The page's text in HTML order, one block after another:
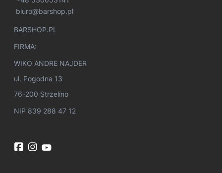
biuro@barshop.pl
BARSHOP.PL
FIRMA:
WIKO ANDRE NAJDER
ul. Pogodna 13
76-200 Strzelino
NIP 839 288 47 12